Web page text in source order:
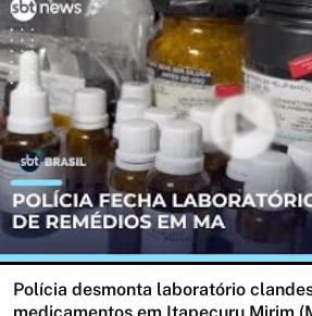
Polícia desmonta laboratório